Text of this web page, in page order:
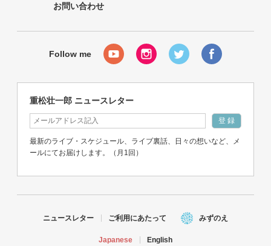
お問い合わせ
重松壮一郎 ニュースレター
最新のライブ・スケジュール、ライブ裏話、日々の想いなど、メ
ールにてお届けします。（月1回）
ニュースレター ご利用にあたって みずのえ
Japanese English